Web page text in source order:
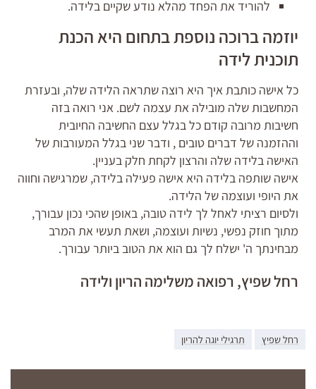
להוריד את הפחד מהלא נודע שקיים בלידה.
יוזמה ברוכה נוספת בתחום היא הכנת
תוכנית לידה
כל אישה כותבת איך היא רוצה שתראה הלידה שלה, ובעזרת
המחשבות שלה מובילה את עצמה לשם. אני רואה בזה
חשיבות מרובה קודם כל בגלל עצם החשיבה החיובית
וההזמנה של דברים טובים , ודבר שני בגלל המעורבות של
האישה בלידה שלה והרצון לקחת חלק בעניין.
אישה שותפה בלידה היא אישה פעילה בלידה, שמרגישה וחווה
את היופי ועוצמה של הלידה.
ולסיום רציתי לאחל לך לידה טובה, באופן שהכי נכון עבורך,
מתוך חוזק נפשי, נשיות ועוצמה, ושאת תעשי את המרב
מבחינתך ה' ישלח לך גם הוא את הטוב ביותר עבורך.
רחל שפיץ, רפואה משלימה הריון ולידה
רחל שפיץ תרגילי יוגה להריון